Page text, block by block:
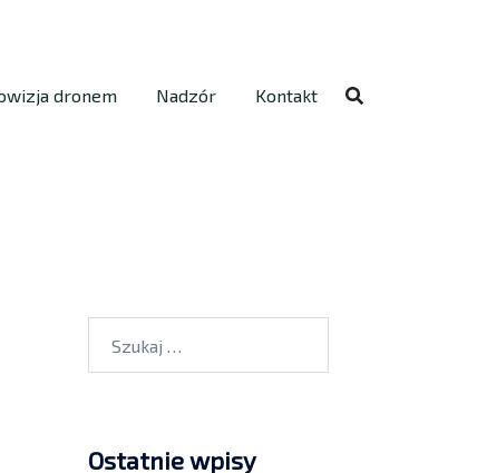
dronem Nadzór Kontakt
Ostatnie wpisy